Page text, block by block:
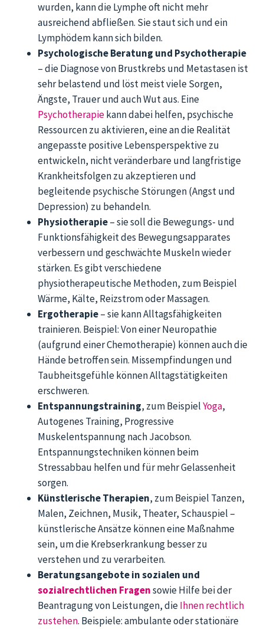
wurden, kann die Lymphe oft nicht mehr
ausreichend abfließen. Sie staut sich und ein
Lymphödem kann sich bilden.
Psychologische Beratung und Psychotherapie
– die Diagnose von Brustkrebs und Metastasen ist
sehr belastend und löst meist viele Sorgen,
Ängste, Trauer und auch Wut aus. Eine
Psychotherapiekann dabei helfen, psychische
Ressourcen zu aktivieren, eine an die Realität
angepasste positive Lebensperspektive zu
entwickeln, nicht veränderbare und langfristige
Krankheitsfolgen zu akzeptieren und
begleitende psychische Störungen (Angst und
Depression) zu behandeln.
Physiotherapie– sie soll die Bewegungs- und
Funktionsfähigkeit des Bewegungsapparates
verbessern und geschwächte Muskeln wieder
stärken. Es gibt verschiedene
physiotherapeutische Methoden, zum Beispiel
Wärme, Kälte, Reizstrom oder Massagen.
Ergotherapie– sie kann Alltagsfähigkeiten
trainieren. Beispiel: Von einer Neuropathie
(aufgrund einer Chemotherapie) können auch die
Hände betroffen sein. Missempfindungen und
Taubheitsgefühle können Alltagstätigkeiten
erschweren.
Entspannungstraining, zum BeispielYoga,
Autogenes Training, Progressive
Muskelentspannung nach Jacobson.
Entspannungstechniken können beim
Stressabbau helfen und für mehr Gelassenheit
sorgen.
Künstlerische Therapien, zum Beispiel Tanzen,
Malen, Zeichnen, Musik, Theater, Schauspiel –
künstlerische Ansätze können eine Maßnahme
sein, um die Krebserkrankung besser zu
verstehen und zu verarbeiten.
Beratungsangebote in sozialen und
sozialrechtlichen Fragensowie Hilfe bei der
Beantragung von Leistungen, dieIhnen rechtlich
zustehen. Beispiele: ambulante oder stationäre